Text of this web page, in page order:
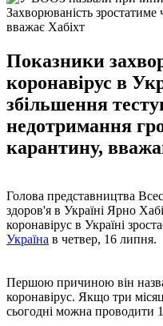
Захворюваність
вважає Хабіхт
Показники
коронавірус в
збільшення
недотримання
карантину,
Голова представництва
здоров'я в Україні Ярно
коронавірус в Україні
Україна в четвер, 16 липня.
Першою причиною він
коронавірус. Якщо три
сьогодні можна проводити